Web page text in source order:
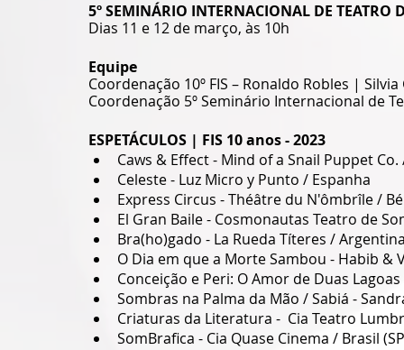
5º SEMINÁRIO INTERNACIONAL DE TEATRO
Dias 11 e 12 de março, às 10h
Equipe
Coordenação 10º FIS – Ronaldo Robles |
Coordenação 5º Seminário Internacional de
ESPETÁCULOS | FIS 10 anos - 2023
Caws & Effect - Mind of a Snail Puppet
Celeste - Luz Micro y Punto / Espanha
Express Circus - Théâtre du N'ômbrîle /
El Gran Baile - Cosmonautas Teatro de
Bra(ho)gado - La Rueda Títeres /
O Dia em que a Morte Sambou - Habib &
Conceição e Peri: O Amor de Duas
Sombras na Palma da Mão / Sabiá -
Criaturas da Literatura -  Cia Teatro
SomBrafica - Cia Quase Cinema / Brasil